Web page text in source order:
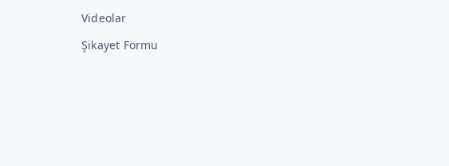
Videolar
Şikayet Formu